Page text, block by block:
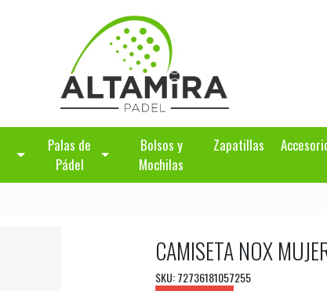
Palas de
Pádel
Bolsos y
Mochilas
Zapatillas
CAMISETA NOX
SKU: 72736181057255